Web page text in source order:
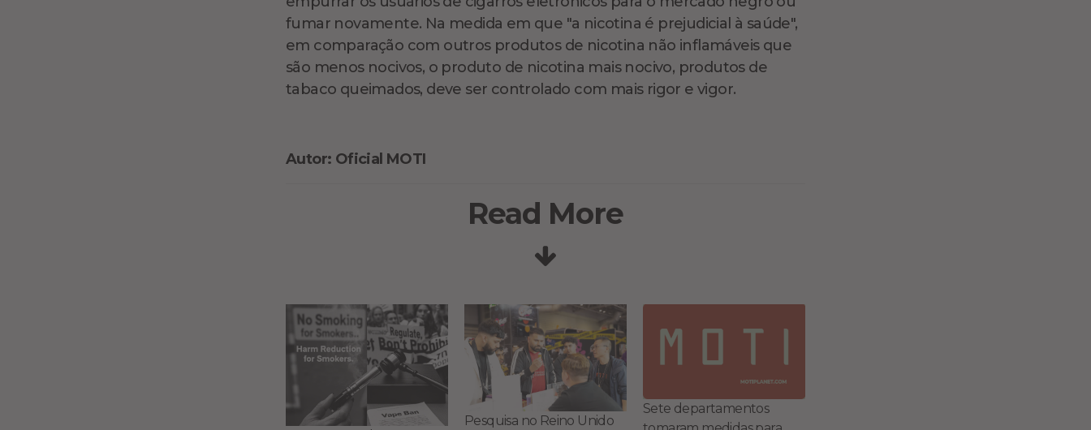
fumar novamente. Na medida em que "a nicotina é prejudicial à saúde",
em comparação com outros produtos de nicotina não inflamáveis que
são menos nocivos, o produto de nicotina mais nocivo, produtos de
tabaco queimados, deve ser controlado com mais rigor e vigor.
Autor: Oficial MOTI
Read More
Pesquisa no Reino Unido
Sete departamentos